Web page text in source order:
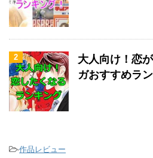
2
大人向け！恋
ガおすすめラ
-作品レビュー